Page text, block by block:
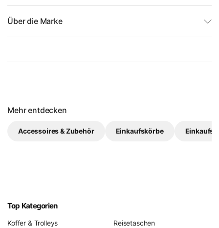
Über die Marke
Mehr entdecken
Accessoires & Zubehör Einkaufskörbe
Top Kategorien
Koffer & Trolleys
Reisetaschen